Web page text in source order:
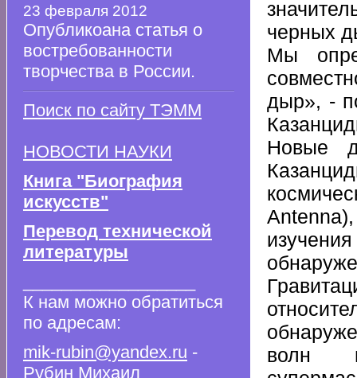
23 февраля 2012
Опубликоана статья о
востребованности
творчества в России.
Поиск по сайту ТЭММ
НОВОСТИ НАУКИ
Книга "Биография
искусств"
Перевод технической
литературы
К нам можно обратиться
по адресам:
mik-rubin@yandex.ru -
Рубин Михаил
черных
Мы
дыр», -
Новые
волн